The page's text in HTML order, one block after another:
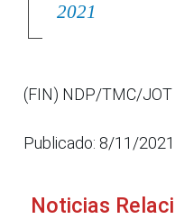
2021
(FIN) NDP/TMC/JOT
Publicado: 8/11/2021
Noticias